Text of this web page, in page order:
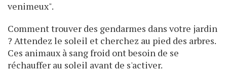
venimeux".
Comment trouver des gendarmes dans votre jardin
? Attendez le soleil et cherchez au pied des arbres.
Ces animaux à sang froid ont besoin de se
réchauffer au soleil avant de s'activer.